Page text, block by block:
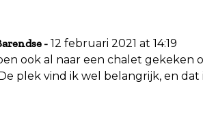
12 februari 2021 at 14:19
ook al naar een chalet gekeken
plek vind ik wel belangrijk, en dat